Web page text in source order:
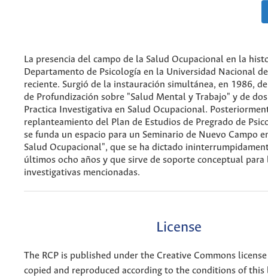
La presencia del campo de la Salud Ocupacional en la
Departamento de Psicología en la Universidad Nacional
reciente. Surgió de la instauración simultánea, en 1986,
de Profundización sobre "Salud Mental y Trabajo" y de
Practica Investigativa en Salud Ocupacional.
replanteamiento del Plan de Estudios de Pregrado de
se funda un espacio para un Seminario de Nuevo Campo
Salud Ocupacional", que se ha dictado
últimos ocho años y que sirve de soporte conceptual para
investigativas mencionadas.
License
The RCP is published under the Creative Commons
copied and reproduced according to the conditions of this